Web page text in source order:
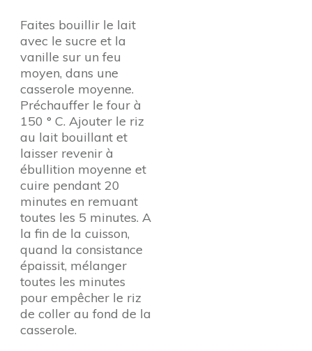
Faites bouillir le lait
avec le sucre et la
vanille sur un feu
moyen, dans une
casserole moyenne.
Préchauffer le four à
150 ° C. Ajouter le riz
au lait bouillant et
laisser revenir à
ébullition moyenne et
cuire pendant 20
minutes en remuant
toutes les 5 minutes. A
la fin de la cuisson,
quand la consistance
épaissit, mélanger
toutes les minutes
pour empêcher le riz
de coller au fond de la
casserole.